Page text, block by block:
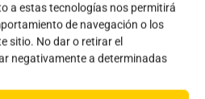
a estas tecnologías nos permitirá
de navegación o los
sitio. No dar o retirar el
negativamente a determinadas